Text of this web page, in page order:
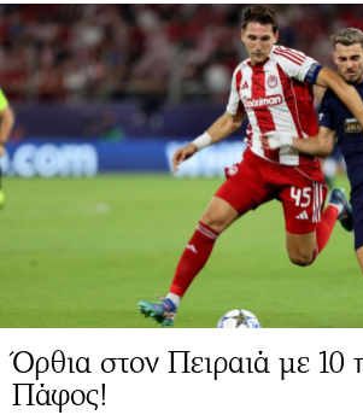
Όρθια στον Πειραιά με 10
Πάφος!